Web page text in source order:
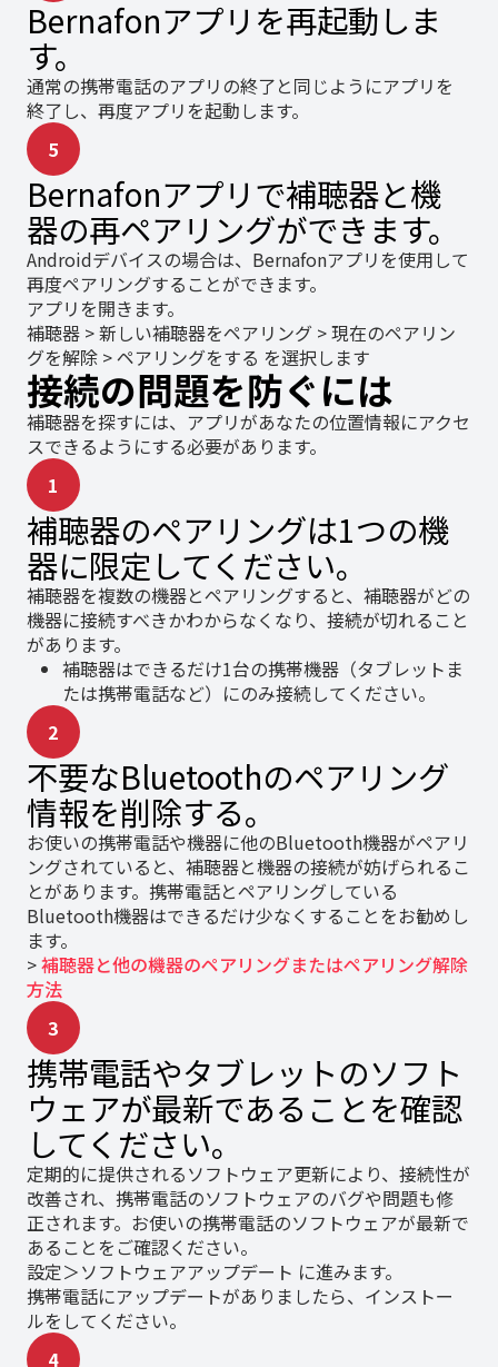
Bernafonアプリを再起動しま
す。
通常の携帯電話のアプリの終了と同じようにアプリを
終了し、再度アプリを起動します。
5
Bernafonアプリで補聴器と機
器の再ペアリングができます。
Androidデバイスの場合は、Bernafonアプリを使用して
再度ペアリングすることができます。
アプリを開きます。
補聴器 > 新しい補聴器をペアリング > 現在のペアリン
グを解除 > ペアリングをする を選択します
接続の問題を防ぐには
補聴器を探すには、アプリがあなたの位置情報にアクセ
スできるようにする必要があります。
1
補聴器のペアリングは1つの機
器に限定してください。
補聴器を複数の機器とペアリングすると、補聴器がどの
機器に接続すべきかわからなくなり、接続が切れること
があります。
補聴器はできるだけ1台の携帯機器（タブレットま
たは携帯電話など）にのみ接続してください。
2
不要なBluetoothのペアリング
情報を削除する。
お使いの携帯電話や機器に他のBluetooth機器がペアリ
ングされていると、補聴器と機器の接続が妨げられるこ
とがあります。携帯電話とペアリングしている
Bluetooth機器はできるだけ少なくすることをお勧めし
ます。
>補聴器と他の機器のペアリングまたはペアリング解除
方法
3
携帯電話やタブレットのソフト
ウェアが最新であることを確認
してください。
定期的に提供されるソフトウェア更新により、接続性が
改善され、携帯電話のソフトウェアのバグや問題も修
正されます。お使いの携帯電話のソフトウェアが最新で
あることをご確認ください。
設定＞ソフトウェアアップデート に進みます。
携帯電話にアップデートがありましたら、インストー
ルをしてください。
4